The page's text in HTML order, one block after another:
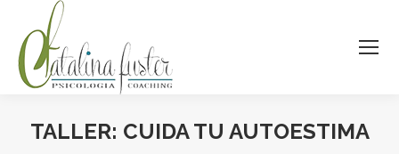
TALLER: CUIDA TU AUTOESTIMA